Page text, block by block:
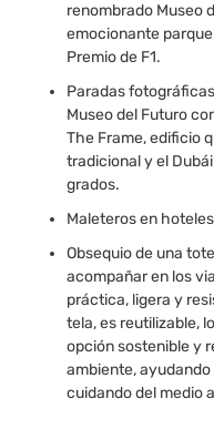
renombrado Museo
emocionante
Premio de F1.
Paradas
Museo del Futuro
The Frame, edificio
tradicional y el
grados.
Maleteros en
Obsequio de una
acompañar en los
práctica, ligera y
tela, es reutilizable,
opción sostenible y
ambiente,
cuidando del medio